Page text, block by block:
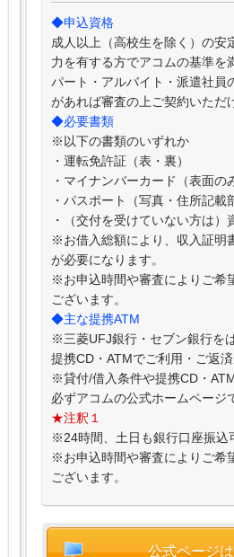
◆申込資格
成人以上（高校生を除く）の安
力を有する方でアコムの基準を
パート・アルバイト・派遣社員
があれば審査の上ご契約いただ
◆必要書類
※以下の書類のいずれか
・運転免許証（表・裏）
・マイナンバーカード（表面の
・パスポート（写真・住所記載
・（交付を受けていない方は）
※お借入総額により、収入証明
が必要になります。
※お申込時間や審査によりご希
ございます。
◆主な提携ATM
※三菱UFJ銀行・セブン銀行を
提携CD・ATMでご利用・ご返済
※貸付/借入条件や提携CD・
必ずアコムの公式ホームページ
★注釈１
※24時間、土日も銀行口座振込
※お申込時間や審査によりご希
ございます。
公式ページ